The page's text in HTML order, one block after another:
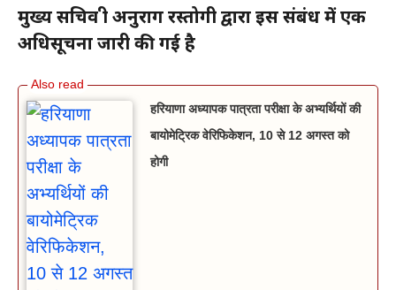
मुख्य सचिव श्री अनुराग रस्तोगी द्वारा इस संबंध में एक
अधिसूचना जारी की गई है
हरियाणा अध्यापक पात्रता परीक्षा के अभ्यर्थियों की
बायोमेट्रिक वेरिफिकेशन, 10 से 12 अगस्त को
होगी